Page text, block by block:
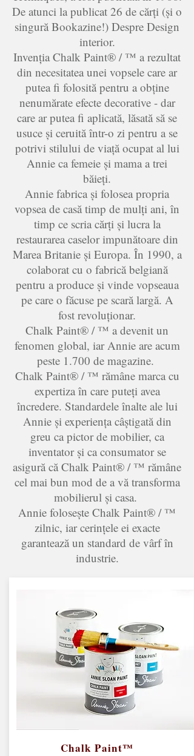
De atunci la publicat 26 de cărți (și o
singură Bookazine!) Despre Design
interior.
Invenția Chalk Paint® / ™ a rezultat
din necesitatea unei vopsele care ar
putea fi folosită pentru a obține
nenumărate efecte decorative - dar
care ar putea fi aplicată, lăsată să se
usuce și ceruită într-o zi pentru a se
potrivi stilului de viață ocupat al lui
Annie ca femeie și mama a trei
băieți.
Annie fabrica și folosea propria
vopsea de casă timp de mulți ani, în
timp ce scria cărți și lucra la
restaurarea caselor impunătoare din
Marea Britanie și Europa. În 1990, a
colaborat cu o fabrică belgiană
pentru a produce și vinde vopseaua
pe care o făcuse pe scară largă. A
fost revoluționar.
Chalk Paint® / ™ a devenit un
fenomen global, iar Annie are acum
peste 1.700 de magazine.
Chalk Paint® / ™ rămâne marca cu
expertiza în care puteți avea
încredere. Standardele înalte ale lui
Annie și experiența câștigată din
greu ca pictor de mobilier, ca
inventator și ca consumator se
asigură că Chalk Paint® / ™ rămâne
cel mai bun mod de a vă transforma
mobilierul și casa.
Annie folosește Chalk Paint® / ™
zilnic, iar cerințele ei exacte
garantează un standard de vârf în
industrie.
Chalk Paint™